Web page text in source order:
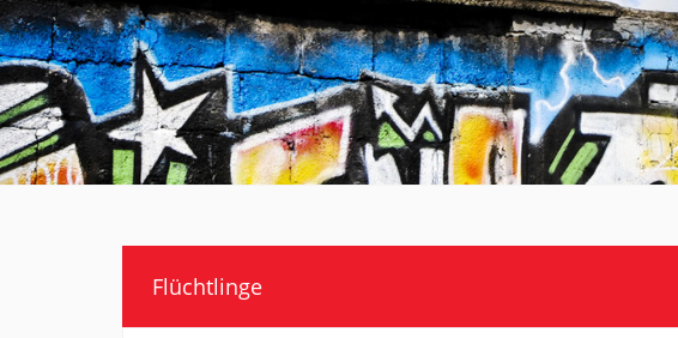
Flüchtlinge